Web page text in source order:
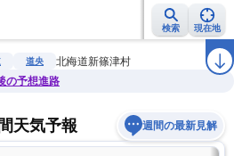
検索 現在地
地震情報 警報・注意報 ラ
道央
北海道新篠津村
の予想進路
天気予報 週間の最新見解